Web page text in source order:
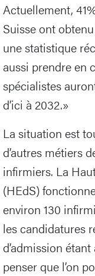
Actuellement,
Suisse ont
une statistique
aussi prendre en
spécialistes
d’ici à 2032.»
La situation est
d’autres métiers
infirmiers. La
(HEdS)
environ 130
les candidatures
d’admission
penser que l’on